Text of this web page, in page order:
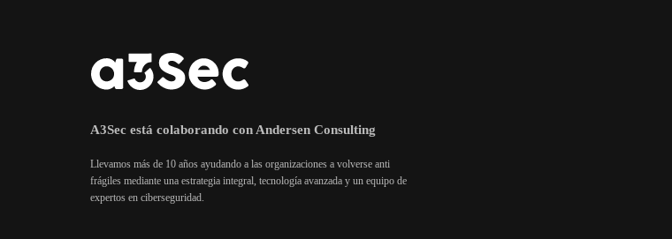
A3Sec está colaborando con Andersen Consulting
Llevamos más de 10 años ayudando a las organizaciones a volverse anti
frágiles mediante una estrategia integral, tecnología avanzada y un equipo de
expertos en ciberseguridad.